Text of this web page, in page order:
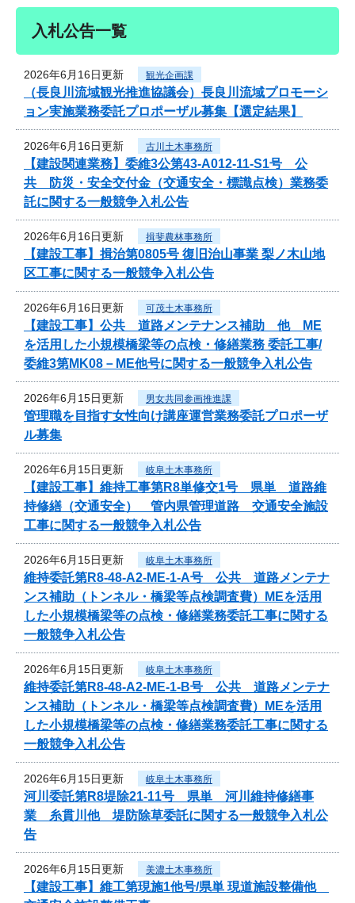
入札公告一覧
2026年6月16日更新 観光企画課
（長良川流域観光推進協議会）長良川流域プロモーシ
ョン実施業務委託プロポーザル募集【選定結果】
2026年6月16日更新 古川土木事務所
【建設関連業務】委維3公第43-A012-11-S1号 公
共 防災・安全交付金（交通安全・標識点検）業務委
託に関する一般競争入札公告
2026年6月16日更新 揖斐農林事務所
【建設工事】揖治第0805号 復旧治山事業 梨ノ木山地
区工事に関する一般競争入札公告
2026年6月16日更新 可茂土木事務所
【建設工事】公共 道路メンテナンス補助 他 ME
を活用した小規模橋梁等の点検・修繕業務 委託工事/
委維3第MK08－ME他号に関する一般競争入札公告
2026年6月15日更新 男女共同参画推進課
管理職を目指す女性向け講座運営業務委託プロポーザ
ル募集
2026年6月15日更新 岐阜土木事務所
【建設工事】維持工事第R8単修交1号 県単 道路維
持修繕（交通安全） 管内県管理道路 交通安全施設
工事に関する一般競争入札公告
2026年6月15日更新 岐阜土木事務所
維持委託第R8-48-A2-ME-1-A号 公共 道路メンテナ
ンス補助（トンネル・橋梁等点検調査費）MEを活用
した小規模橋梁等の点検・修繕業務委託工事に関する
一般競争入札公告
2026年6月15日更新 岐阜土木事務所
維持委託第R8-48-A2-ME-1-B号 公共 道路メンテナ
ンス補助（トンネル・橋梁等点検調査費）MEを活用
した小規模橋梁等の点検・修繕業務委託工事に関する
一般競争入札公告
2026年6月15日更新 岐阜土木事務所
河川委託第R8堤除21-11号 県単 河川維持修繕事
業 糸貫川他 堤防除草委託に関する一般競争入札公
告
2026年6月15日更新 美濃土木事務所
【建設工事】維工第現施1他号/県単 現道施設整備他